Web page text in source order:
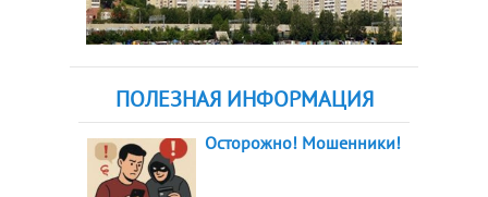
ПОЛЕЗНАЯ ИНФОРМАЦИЯ
Осторожно! Мошенники!